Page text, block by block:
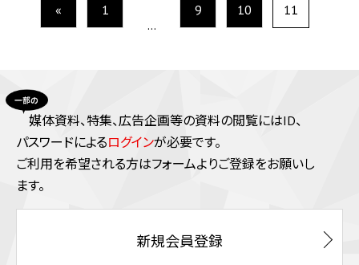
«
1
…
9 10 11
媒体資料、特集、広告企画等の資料の閲覧にはID、
パスワードによるログインが必要です。
ご利⽤を希望される⽅はフォームよりご登録をお願いし
ます。
新規会員登録